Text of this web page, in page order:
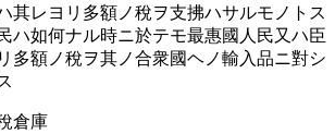
其レヨリ多額ノ稅ヲ支拂ハサルモノトス
ハ如何ナル時ニ於テモ最惠國人民又ハ臣
多額ノ稅ヲ其ノ合衆國ヘノ輸入品ニ對シ
庫